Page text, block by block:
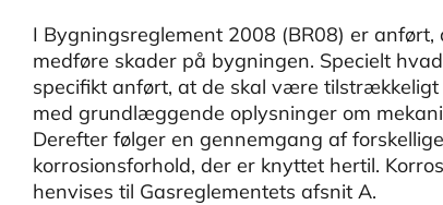
I Bygningsreglement 2008 (BR08) er
medføre skader på bygningen. Specielt
specifikt anført, at de skal være
med grundlæggende oplysninger om
Derefter følger en gennemgang af
korrosionsforhold, der er knyttet hertil.
henvises til Gasreglementets afsnit A.